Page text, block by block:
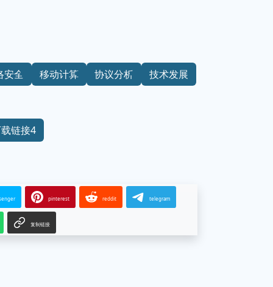
安全 移动计算 协议分析 技术发展
链接4
pinterest reddit telegram
复制链接